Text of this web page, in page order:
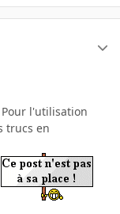
Pour l'utilisation
trucs en